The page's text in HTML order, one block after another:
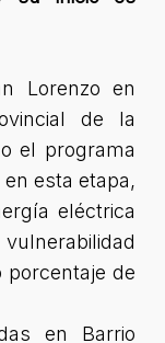
Lorenzo en
de la
el programa
esta etapa,
eléctrica
porcentaje de
en Barrio